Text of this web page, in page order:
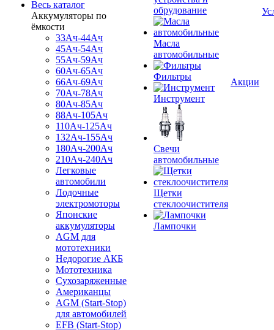
Весь каталог
Аккумуляторы по
ёмкости
33Ач-44Ач
45Ач-54Ач
55Ач-59Ач
60Ач-65Ач
66Ач-69Ач
70Ач-78Ач
80Ач-85Ач
88Ач-105Ач
110Ач-125Ач
132Ач-155Ач
180Ач-200Ач
210Ач-240Ач
Легковые
автомобили
Лодочные
электромоторы
Японские
аккумуляторы
AGM для
мототехники
Недорогие АКБ
Мототехника
Сухозаряженные
Американцы
AGM (Start-Stop)
для автомобилей
EFB (Start-Stop)
обрудование
Масла
автомобильные
Фильтры
Инструмент
Свечи
автомобильные
Щетки
стеклоочистителя
Лампочки
Акции